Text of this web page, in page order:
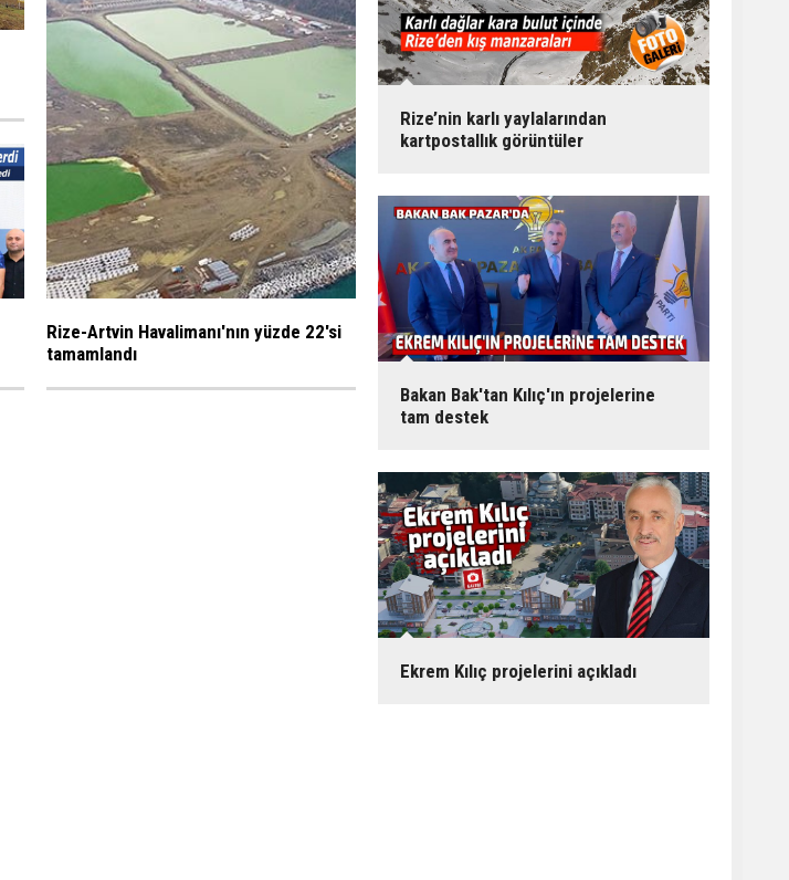
Rize-Artvin Havalimanı'nın yüzde 22'si
tamamlandı
Rize’nin karlı yaylalarından
kartpostallık görüntüler
Bakan Bak'tan Kılıç'ın projelerine
tam destek
Ekrem Kılıç projelerini açıkladı